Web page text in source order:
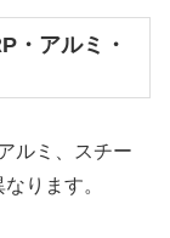
・アルミ・
ルミ、スチー
ります。